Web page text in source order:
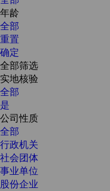
年龄
全部
重置
确定
全部筛选
实地核验
全部
是
公司性质
全部
行政机关
社会团体
事业单位
股份企业